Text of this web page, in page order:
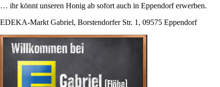
… ihr könnt unseren Honig ab sofort auch in Eppendorf erwerben.
EDEKA-Markt Gabriel, Borstendorfer Str. 1, 09575 Eppendorf